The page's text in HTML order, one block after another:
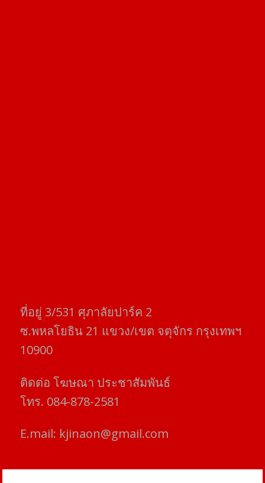
ที่อยู่​ 3/531​ ศุภาลัยปาร์ค​ 2
ซ.พหลโยธิน​ 21​ แขวง/เขต​ จตุจักร​ กรุงเทพฯ
10900
ติดต่อ​ โฆษณา​ ประชาสัมพันธ์
โทร​. 084-878-2581
E.mail: kjinaon@gmail.com